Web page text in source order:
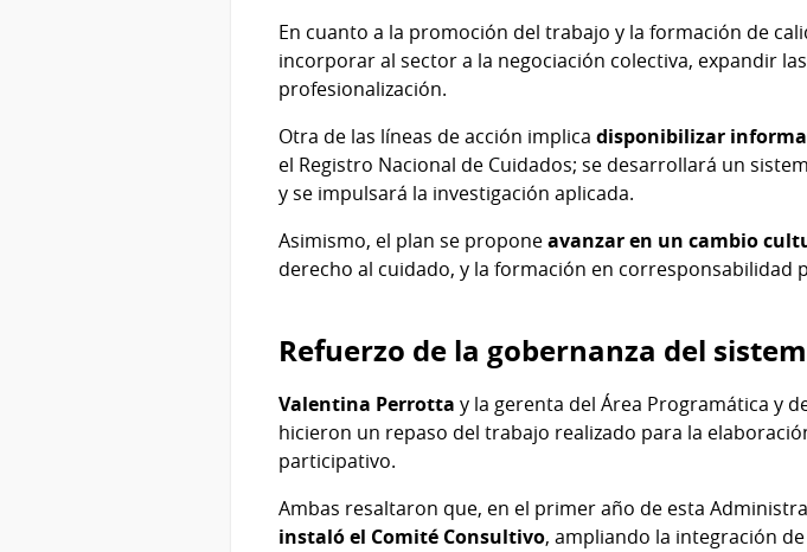
En cuanto a la promoción del trabajo y la formación de
incorporar al sector a la negociación colectiva, expandir
profesionalización.
Otra de las líneas de acción implica disponibilizar
el Registro Nacional de Cuidados; se desarrollará un
y se impulsará la investigación aplicada.
Asimismo, el plan se proponeavanzar en un cambio
derecho al cuidado, y la formación en corresponsabilidad
Refuerzo de la gobernanza del
Valentina Perrotta y la gerenta del Área Programática y
hicieron un repaso del trabajo realizado para la
participativo.
Ambas resaltaron que, en el primer año de esta
instaló el Comité Consultivo, ampliando la integración